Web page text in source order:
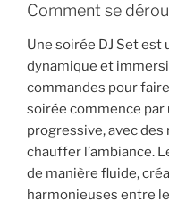
Comment se
Une soirée DJ Set
dynamique et
commandes pour
soirée commence par
progressive, avec
chauffer l’ambiance.
de manière fluide,
harmonieuses entre